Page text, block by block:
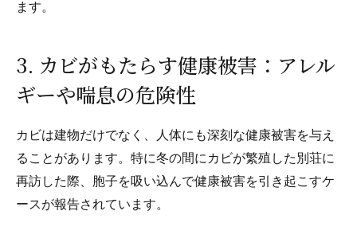
ます。
3. カビがもたらす健康被害：アレル
ギーや喘息の危険性
カビは建物だけでなく、人体にも深刻な健康被害を与え
ることがあります。特に冬の間にカビが繁殖した別荘に
再訪した際、胞子を吸い込んで健康被害を引き起こすケ
ースが報告されています。